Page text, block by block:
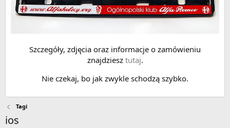
Szczegóły, zdjęcia oraz informacje o zamówieniu
znajdziesz tutaj.
Nie czekaj, bo jak zwykle schodzą szybko.
Tagi
ios